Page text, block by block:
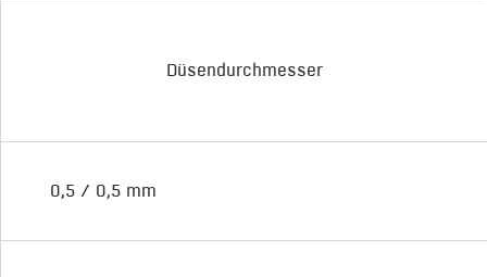
Düsendurchmesser
0,5 / 0,5 mm